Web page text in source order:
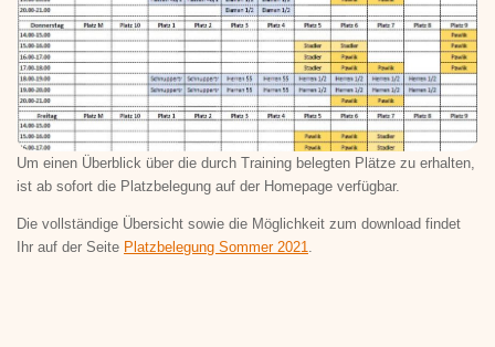
Um einen Überblick über die durch Training belegten Plätze zu erhalten,
ist ab sofort die Platzbelegung auf der Homepage verfügbar.
Die vollständige Übersicht sowie die Möglichkeit zum download findet
Ihr auf der Seite Platzbelegung Sommer 2021